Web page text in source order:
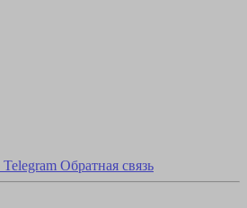
Telegram Обратная связь